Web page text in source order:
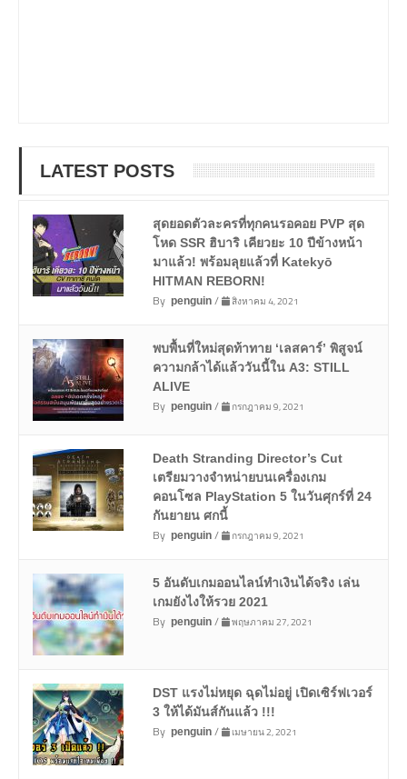
LATEST POSTS
สุดยอดตัวละครที่ทุกคนรอคอย PVP สุด
โหด SSR ฮิบาริ เคียวยะ 10 ปีข้างหน้า
มาแล้ว! พร้อมลุยแล้วที่ Katekyō
HITMAN REBORN!
By penguin/ สิงหาคม 4, 2021
พบพื้นที่ใหม่สุดท้าทาย ‘เลสคาร์’ พิสูจน์
ความกล้าได้แล้ววันนี้ใน A3: STILL
ALIVE
By penguin/ กรกฎาคม 9, 2021
Death Stranding Director’s Cut
เตรียมวางจำหน่ายบนเครื่องเกม
คอนโซล PlayStation 5 ในวันศุกร์ที่ 24
กันยายน ศกนี้
By penguin/ กรกฎาคม 9, 2021
5 อันดับเกมออนไลน์ทำเงินได้จริง เล่น
เกมยังไงให้รวย 2021
By penguin/ พฤษภาคม 27, 2021
DST แรงไม่หยุด ฉุดไม่อยู่ เปิดเซิร์ฟเวอร์
3 ให้ได้มันส์กันแล้ว !!!
By penguin/ เมษายน 2, 2021